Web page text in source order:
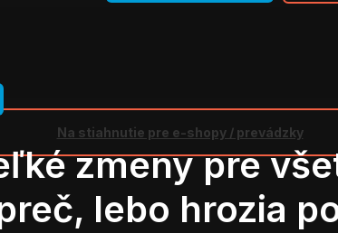
Na stiahnutie pre e-shopy / prevádzky
zmeny pre
lebo hrozia